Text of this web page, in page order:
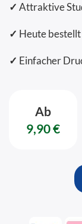
✓ Attraktive
✓ Heute
✓ Einfacher
Ab
9,90 €